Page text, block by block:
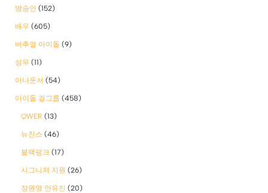
방송인 (152)
배우 (605)
버추얼 아이돌 (9)
성우 (11)
아나운서 (54)
아이돌 걸그룹 (458)
QWER (13)
뉴진스 (46)
블랙핑크 (17)
시그니처 지원 (26)
장원영 안유진 (20)